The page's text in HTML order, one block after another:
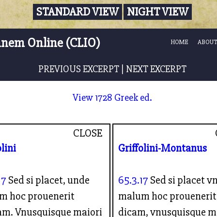
STANDARD VIEW NIGHT VIEW
Online (CLIO) HOME ABOUT
PREVIOUS EXCERPT NEXT EXCERPT
View 1728 Greek ed.
CLOSE
Sed si placet, unde
hoc prouenerit
Vnusquisque maiori
Griffolini-Montanus
65.3.17 Sed si placet
malum hoc
dicam, vnusquisque